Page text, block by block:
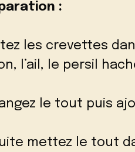
:
les crevettes
l’ail, le persil
le tout puis
mettez le tout